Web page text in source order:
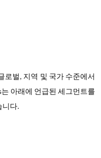
로벌, 지역 및 국가 수준에서
는 아래에 언급된 세그먼트를
니다.